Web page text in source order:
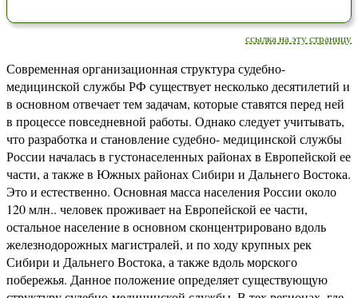
ссылка на эту страницу
Современная организационная структура судебно-
медицинской службы РФ существует несколько десятилетий и
в основном отвечает тем задачам, которые ставятся перед ней
в процессе повседневной работы. Однако следует учитывать,
что разработка и становление судебно- медицинской службы
России началась в густонаселенных районах в Европейской ее
части, а также в Южных районах Сибири и Дальнего Востока.
Это и естественно. Основная масса населения России около
120 млн.. человек проживает на Европейской ее части,
остальное население в основном сконцентрировано вдоль
железнодорожных магистралей, и по ходу крупных рек
Сибири и Дальнего Востока, а также вдоль морского
побережья. Данное положение определяет существующую